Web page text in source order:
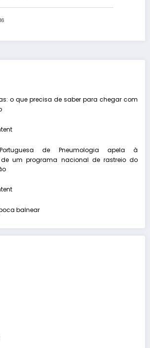
o que precisa de saber para chegar com
de Pneumologia apela à
um programa nacional de rastreio do
balnear